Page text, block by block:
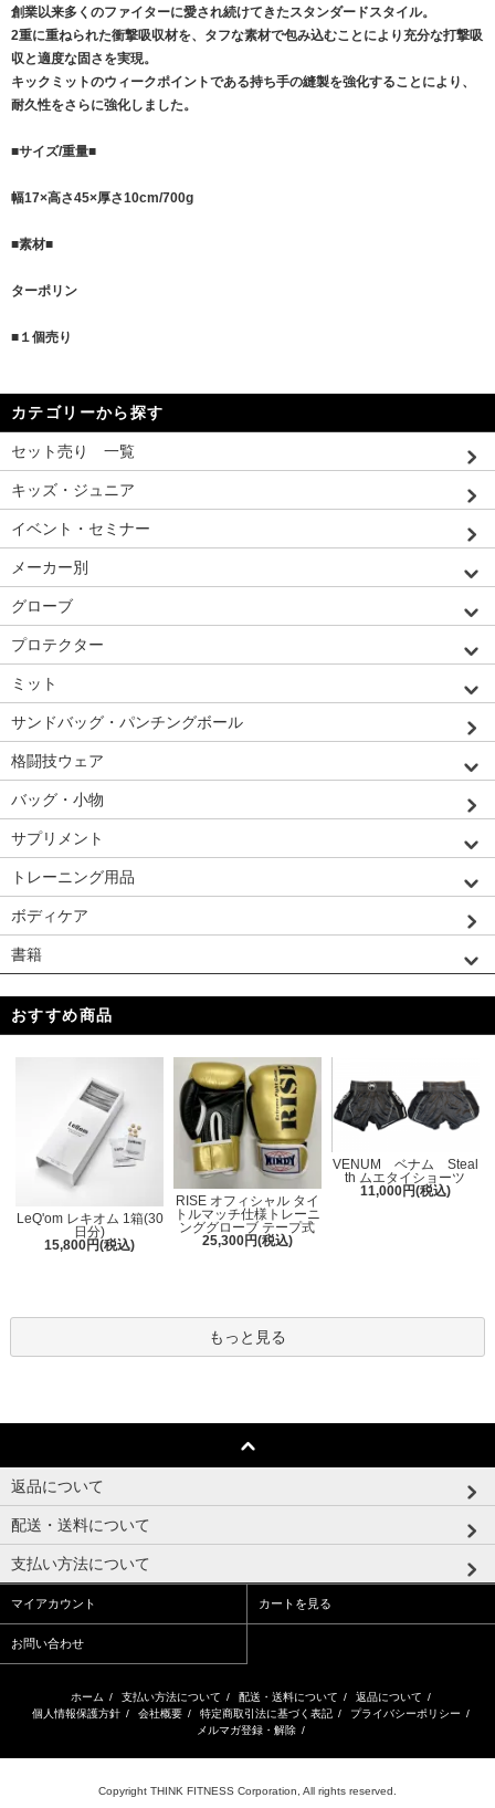
創業以来多くのファイターに愛され続けてきたスタンダードスタイル。
2重に重ねられた衝撃吸収材を、タフな素材で包み込むことにより充分な打撃吸
収と適度な固さを実現。
キックミットのウィークポイントである持ち手の縫製を強化することにより、
耐久性をさらに強化しました。
■サイズ/重量■
幅17×高さ45×厚さ10cm/700g
■素材■
ターポリン
■１個売り
カテゴリーから探す
セット売り 一覧
キッズ・ジュニア
イベント・セミナー
メーカー別
グローブ
プロテクター
ミット
サンドバッグ・パンチングボール
格闘技ウェア
バッグ・小物
サプリメント
トレーニング用品
ボディケア
書籍
おすすめ商品
LeQ'om レキオム 1箱(30
日分)
15,800円(税込)
RISE オフィシャル タイ
トルマッチ仕様トレーニ
ンググローブ テープ式
25,300円(税込)
VENUM ベナム Steal
th ムエタイショーツ
11,000円(税込)
もっと見る
返品について
配送・送料について
支払い方法について
マイアカウント カートを見る
お問い合わせ
ホーム / 支払い方法について / 配送・送料について / 返品について /
個人情報保護方針 / 会社概要 / 特定商取引法に基づく表記 / プライバシーポリシー /
メルマガ登録・解除 /
Copyright THINK FITNESS Corporation, All rights reserved.